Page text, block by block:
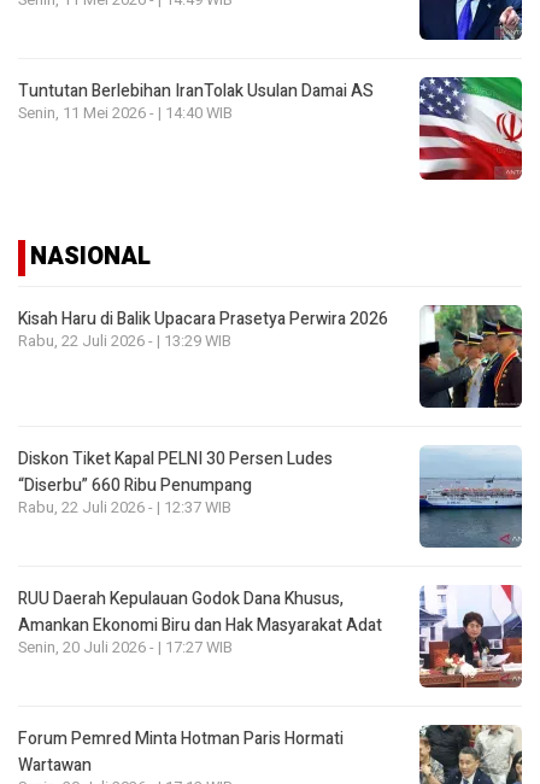
Tuntutan Berlebihan IranTolak Usulan Damai AS
Senin, 11 Mei 2026 - | 14:40 WIB
NASIONAL
Kisah Haru di Balik Upacara Prasetya Perwira 2026
Rabu, 22 Juli 2026 - | 13:29 WIB
Diskon Tiket Kapal PELNI 30 Persen Ludes
“Diserbu” 660 Ribu Penumpang
Rabu, 22 Juli 2026 - | 12:37 WIB
RUU Daerah Kepulauan Godok Dana Khusus,
Amankan Ekonomi Biru dan Hak Masyarakat Adat
Senin, 20 Juli 2026 - | 17:27 WIB
Forum Pemred Minta Hotman Paris Hormati
Wartawan